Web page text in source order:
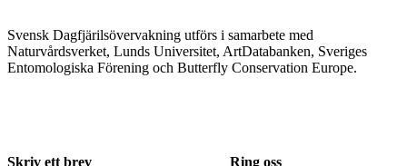
Svensk Dagfjärilsövervakning utförs i samarbete med
Naturvårdsverket, Lunds Universitet, ArtDatabanken, Sveriges
Entomologiska Förening och Butterfly Conservation Europe.
Skriv ett brev Ring oss